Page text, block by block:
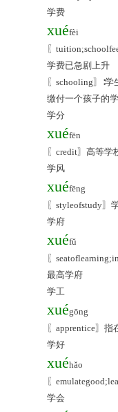
学费
xuéfèi
〖
学费已急剧上升
〖schooling〗∶
缴付一个孩子的
学分
xuéfēn
〖credit〗高等
学风
xuéfēng
〖styleofstudy〗
学府
xuéfǔ
〖
最高学府
学工
xuégōng
〖apprentice〗
学好
xuéhǎo
〖
学会